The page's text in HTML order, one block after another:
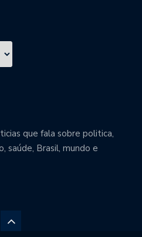
que fala sobre politica,
saúde, Brasil, mundo e